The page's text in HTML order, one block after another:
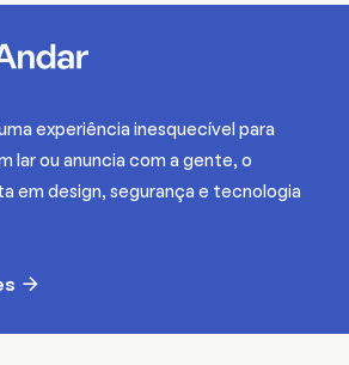
experiência inesquecível para
lar ou anuncia com a gente, o
em design, segurança e tecnologia